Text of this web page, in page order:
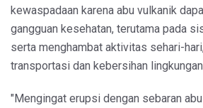
kewaspadaan karena abu vulkanik
gangguan kesehatan, terutama pada
serta menghambat aktivitas sehari-
transportasi dan kebersihan
"Mengingat erupsi dengan sebaran